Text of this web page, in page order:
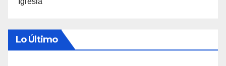
Lo Último